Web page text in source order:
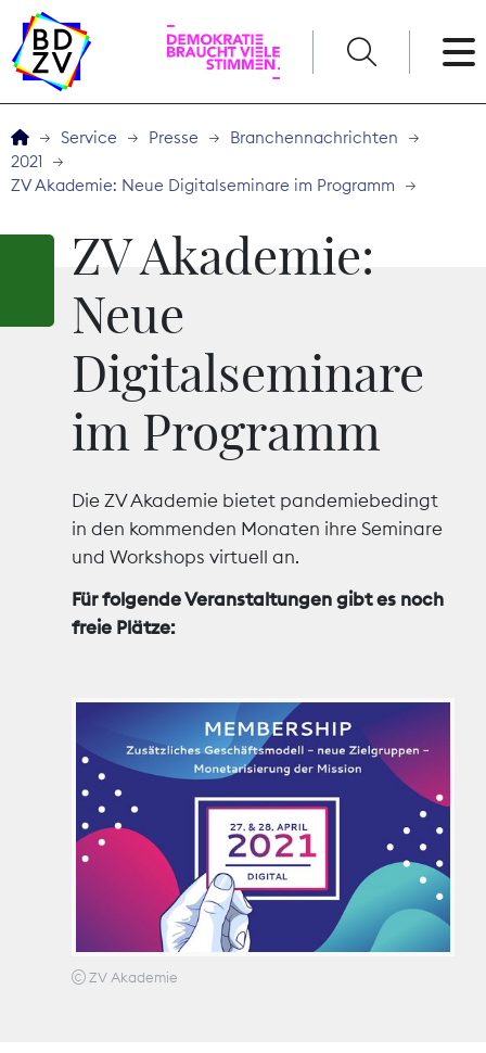
Der BDZV
Veranstaltungen
Service
THEMEN
Digitales
Marktdaten
Nova Award
Pressefreiheit
Print
Recht
English
Service Presse
Branchennachrichten
2021
ZV Akademie: Neue Digitalseminare im Programm
ZV Akademie:
Neue
Digitalseminare
im Programm
Die ZV Akademie bietet pandemiebedingt
in den kommenden Monaten ihre Seminare
und Workshops virtuell an.
Für folgende Veranstaltungen gibt es noch
freie Plätze:
ZV Akademie